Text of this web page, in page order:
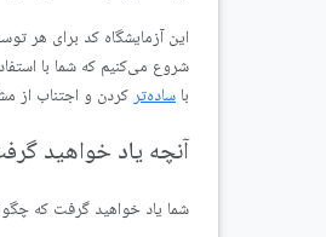
این آزمایشگاه کد برای هر
با ساده‌تر کردن و اجتناب از
آنچه یاد خواهید
شما یاد خواهید گرفت که